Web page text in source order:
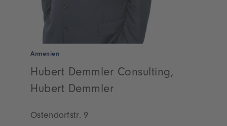
Armenien
Hubert Demmler Consulting,
Hubert Demmler
Ostendorfstr. 9